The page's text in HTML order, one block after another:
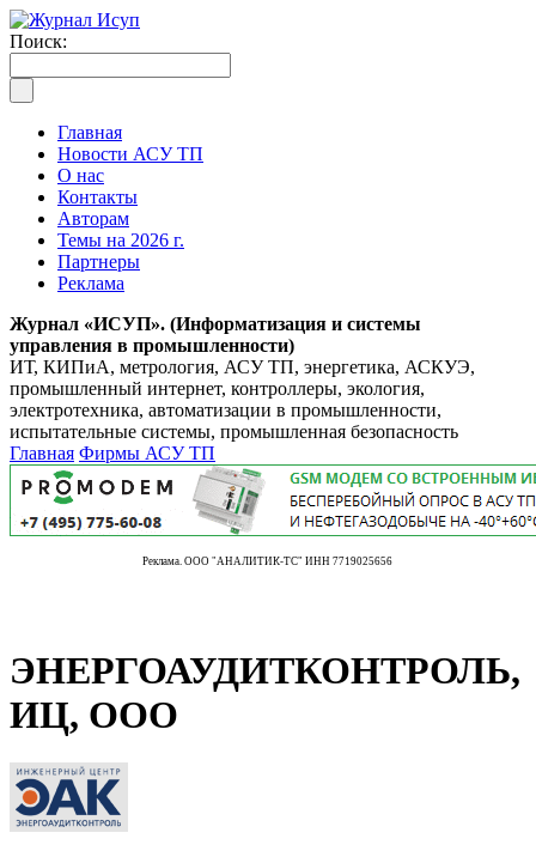
Поиск:
Главная
Новости АСУ ТП
О нас
Контакты
Авторам
Темы на 2026 г.
Партнеры
Реклама
Журнал «ИСУП». (Информатизация и системы
управления в промышленности)
ИТ, КИПиА, метрология, АСУ ТП, энергетика, АСКУЭ,
промышленный интернет, контроллеры, экология,
электротехника, автоматизации в промышленности,
испытательные системы, промышленная безопасность
Главная Фирмы АСУ ТП
Реклама. ООО "АНАЛИТИК-ТС" ИНН 7719025656
ЭНЕРГОАУДИТКОНТРОЛЬ,
ИЦ, ООО